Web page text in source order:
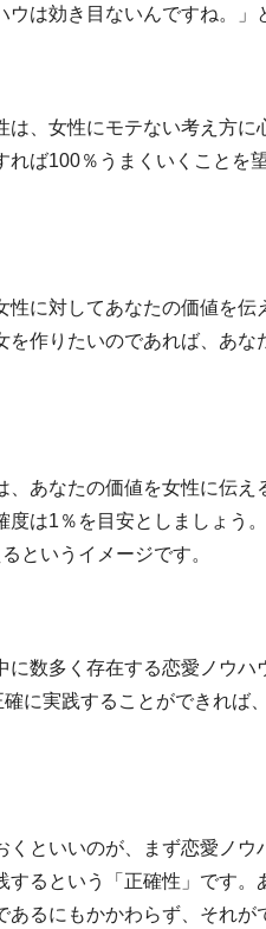
ウは効き目ないんですね。」
は、女性にモテない考え方
れば100％うまくいくことを
性に対してあなたの価値を
を作りたいのであれば、あ
、あなたの価値を女性に伝
度は1％を目安としましょう
というイメージです。
数多く存在する恋愛ノウ
に実践することができれば
くといいのが、まず恋愛ノ
するという「正確性」です
あるにもかかわらず、それが